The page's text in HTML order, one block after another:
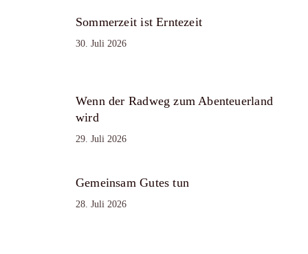
Sommerzeit ist Erntezeit
30. Juli 2026
Wenn der Radweg zum Abenteuerland
wird
29. Juli 2026
Gemeinsam Gutes tun
28. Juli 2026